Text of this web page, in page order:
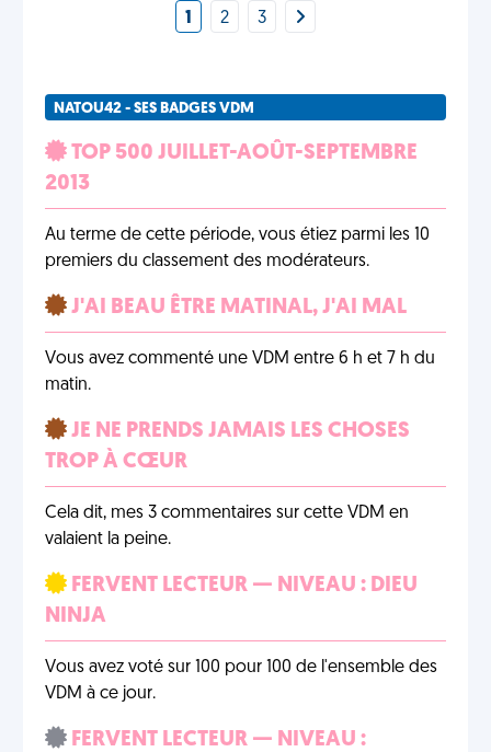
1 2 3
NATOU42 - SES BADGES VDM
TOP 500 JUILLET-AOÛT-SEPTEMBRE
2013
Au terme de cette période, vous étiez parmi les 10
premiers du classement des modérateurs.
J'AI BEAU ÊTRE MATINAL, J'AI MAL
Vous avez commenté une VDM entre 6 h et 7 h du
matin.
JE NE PRENDS JAMAIS LES CHOSES
TROP À CŒUR
Cela dit, mes 3 commentaires sur cette VDM en
valaient la peine.
FERVENT LECTEUR — NIVEAU : DIEU
NINJA
Vous avez voté sur 100 pour 100 de l'ensemble des
VDM à ce jour.
FERVENT LECTEUR — NIVEAU :